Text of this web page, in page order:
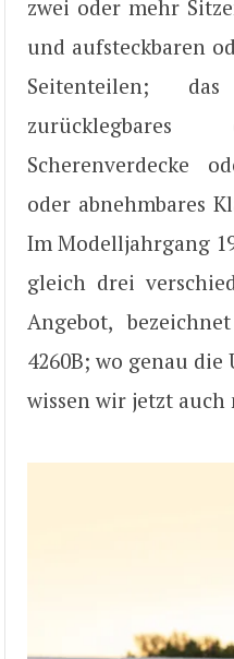
zwei oder mehr
und aufsteckbaren
Seitenteilen;
zurücklegbares
Scherenverdecke
oder abnehmbares
Im Modelljahrgang
gleich drei
Angebot,
4260B; wo genau die
wissen wir jetzt auch